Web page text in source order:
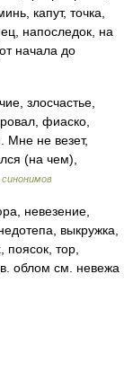
капут, точка,
напоследок, на
начала до
злосчастье,
фиаско,
Мне не везет,
(на чем),
невезение,
выкружка,
поясок, тор,
облом см. невежа